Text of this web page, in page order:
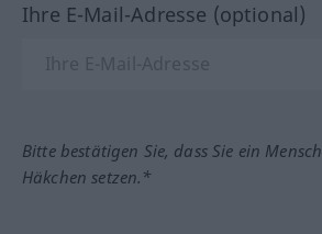
Ihre E-Mail-Adresse (optional)
Bitte bestätigen Sie, dass Sie ein
Häkchen setzen.*